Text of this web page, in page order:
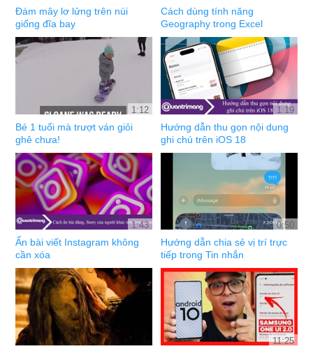
Đám mây lơ lửng trên núi
giống đĩa bay
Cách dùng tính năng
Geography trong Excel
1:12
Bé 1 tuổi mà trượt ván giỏi
ghê chưa!
1:19
Hướng dẫn thu gọn nội dung
ghi chú trên iOS 18
1:43
Ẩn bài viết Instagram không
cần xóa
0:50
Hướng dẫn chia sẻ vị trí trực
tiếp trong Tin nhắn
11:25